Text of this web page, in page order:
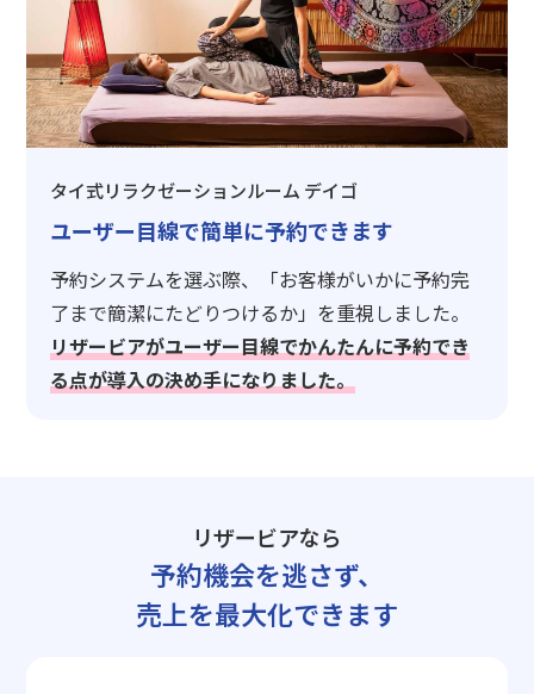
タイ式リラクゼーションルーム デイゴ
ユーザー目線で簡単に予約できます
予約システムを選ぶ際、「お客様がいかに予約完
了まで簡潔にたどりつけるか」を重視しました。
リザービアがユーザー目線でかんたんに予約でき
る点が導入の決め手になりました。
リザービアなら
予約機会を逃さず、
売上を最大化できます